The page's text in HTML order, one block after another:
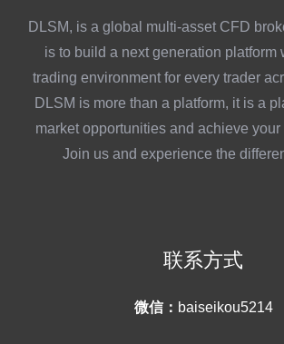
DLSM, is a global multi-asset CFD
is to build a next generation platform
trading environment for every trader
DLSM is more than a platform, it is a
market opportunities and achieve
Join us and experience the
联系方式
微信： baiseikou5214